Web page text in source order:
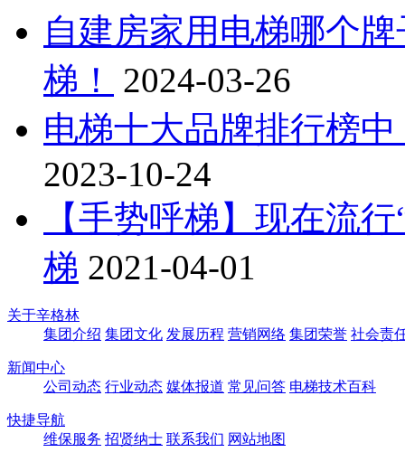
自建房家用电梯哪个
梯！
2024-03-26
电梯十大品牌排行榜
2023-10-24
【手势呼梯】现在流
梯 2021-04-01
关于辛格林
集团介绍 集团文化 发展历程 营销网络 集团荣誉 社会责
新闻中心
公司动态 行业动态 媒体报道 常见问答 电梯技术百科
快捷导航
维保服务 招贤纳士 联系我们 网站地图